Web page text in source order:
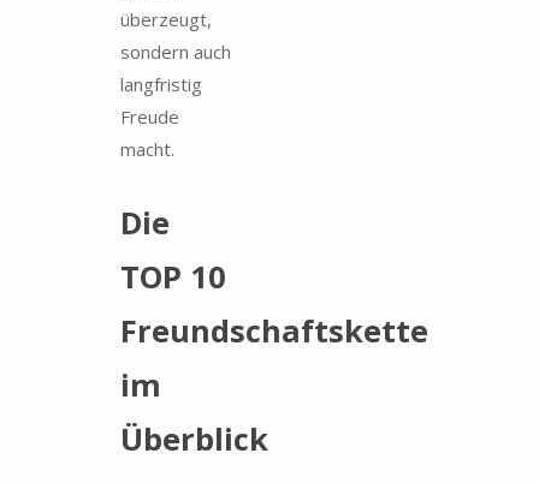
überzeugt,
sondern auch
langfristig
Freude
macht.
Die
TOP 10
Freundschaftskette
im
Überblick